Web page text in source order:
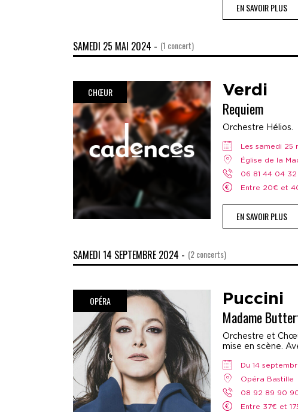
EN SAVOIR PLUS
SAMEDI 25 MAI 2024 - (1 concert)
CHŒUR Verdi
Requiem
Orchestre Hélios.
Les samedi
Église de la
06 81 44 04 32
Entre 20€ et
EN SAVOIR PLUS
SAMEDI 14 SEPTEMBRE 2024 - (2 concerts)
OPÉRA Puccini
Madame
Orchestre et
mise en scène.
Du 14
Opéra Bastille
08 92 89 90
Entre 37€ et